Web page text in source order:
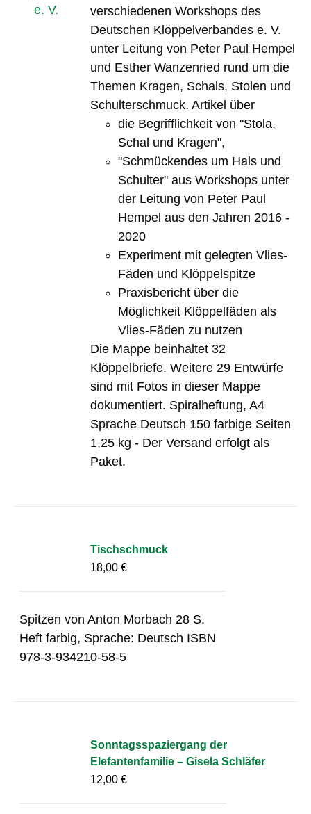
verschiedenen Workshops des
Deutschen Klöppelverbandes e. V.
unter Leitung von Peter Paul Hempel
und Esther Wanzenried rund um die
Themen Kragen, Schals, Stolen und
Schulterschmuck. Artikel über
die Begrifflichkeit von "Stola,
Schal und Kragen",
"Schmückendes um Hals und
Schulter" aus Workshops unter
der Leitung von Peter Paul
Hempel aus den Jahren 2016 -
2020
Experiment mit gelegten Vlies-
Fäden und Klöppelspitze
Praxisbericht über die
Möglichkeit Klöppelfäden als
Vlies-Fäden zu nutzen
Die Mappe beinhaltet 32
Klöppelbriefe. Weitere 29 Entwürfe
sind mit Fotos in dieser Mappe
dokumentiert. Spiralheftung, A4
Sprache Deutsch 150 farbige Seiten
1,25 kg - Der Versand erfolgt als
Paket.
Tischschmuck
18,00€
Spitzen von Anton Morbach 28 S.
Heft farbig, Sprache: Deutsch ISBN
978-3-934210-58-5
Sonntagsspaziergang der
Elefantenfamilie – Gisela Schläfer
12,00€